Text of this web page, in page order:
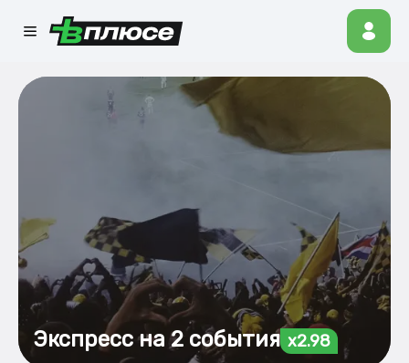
Экспресс на 2 события x2.98